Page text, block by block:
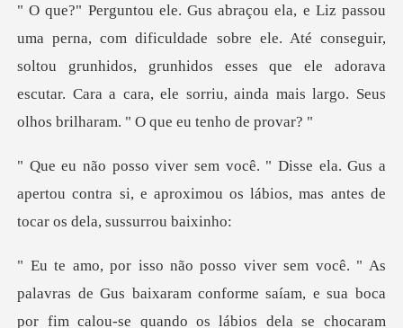
e ele. Até conseguir,
soltou grunhidos, grunhidos esses que ele adorava
escutar. Cara a
Gus a
apertou contra si, e aproximou os lábios,
sua boca
por fim calou-se quando os lábios dela se chocaram